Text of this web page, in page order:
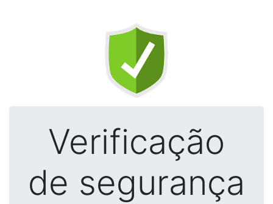
Verificação
de segurança